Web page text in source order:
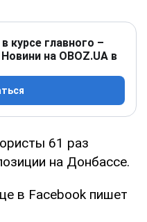
курсе главного –
на OBOZ.UA в
61 раз
на Донбассе.
в Facebook пишет